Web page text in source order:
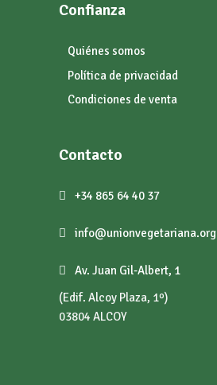
Confianza
Quiénes somos
Política de privacidad
Condiciones de venta
Contacto
+34 865 64 40 37
info@unionvegetariana.org
Av. Juan Gil-Albert, 1
(Edif. Alcoy Plaza, 1º)
03804 ALCOY